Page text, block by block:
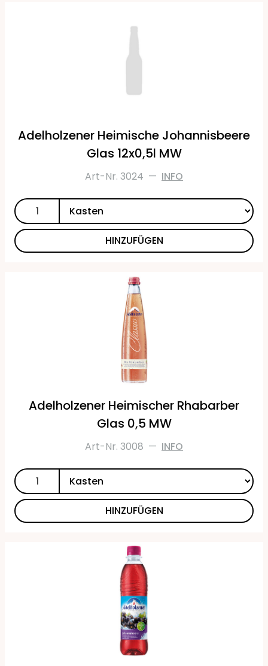
Adelholzener Heimische Johannisbeere
Glas 12x0,5l MW
Art-Nr. 3024 — INFO
HINZUFÜGEN
Adelholzener Heimischer Rhabarber
Glas 0,5 MW
Art-Nr. 3008 — INFO
HINZUFÜGEN